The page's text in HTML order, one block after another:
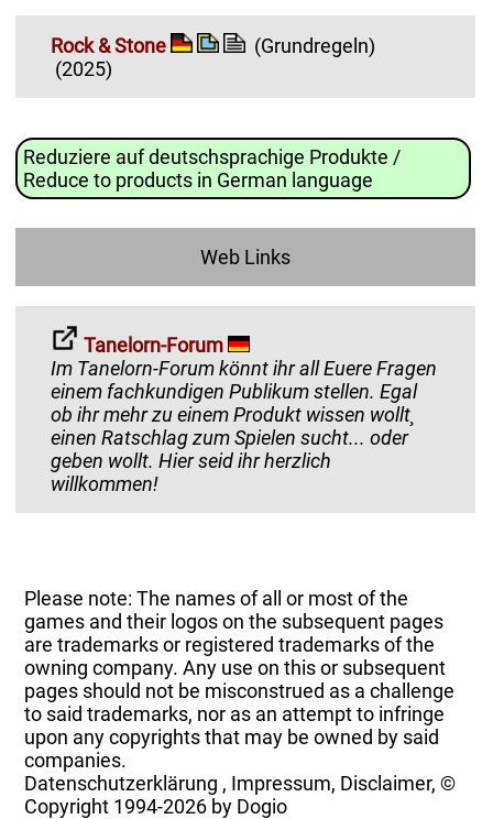
Rock & Stone
(Grundregeln)
(2025)
Reduziere auf deutschsprachige Produkte /
Reduce to products in German language
Web Links
Tanelorn-Forum
Im Tanelorn-Forum könnt ihr all Euere Fragen
einem fachkundigen Publikum stellen. Egal
ob ihr mehr zu einem Produkt wissen wollt¸
einen Ratschlag zum Spielen sucht... oder
geben wollt. Hier seid ihr herzlich
willkommen!
Please note: The names of all or most of the
games and their logos on the subsequent pages
are trademarks or registered trademarks of the
owning company. Any use on this or subsequent
pages should not be misconstrued as a challenge
to said trademarks, nor as an attempt to infringe
upon any copyrights that may be owned by said
companies.
Datenschutzerklärung , Impressum, Disclaimer, ©
Copyright 1994-2026 by Dogio